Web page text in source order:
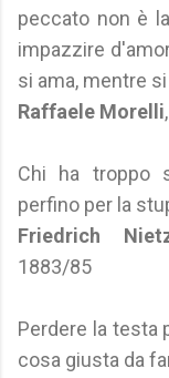
peccato non è
impazzire
si ama, mentre
Raffaele Morelli
Chi ha troppo
perfino per la
Friedrich
1883/85
Perdere la testa
cosa giusta da